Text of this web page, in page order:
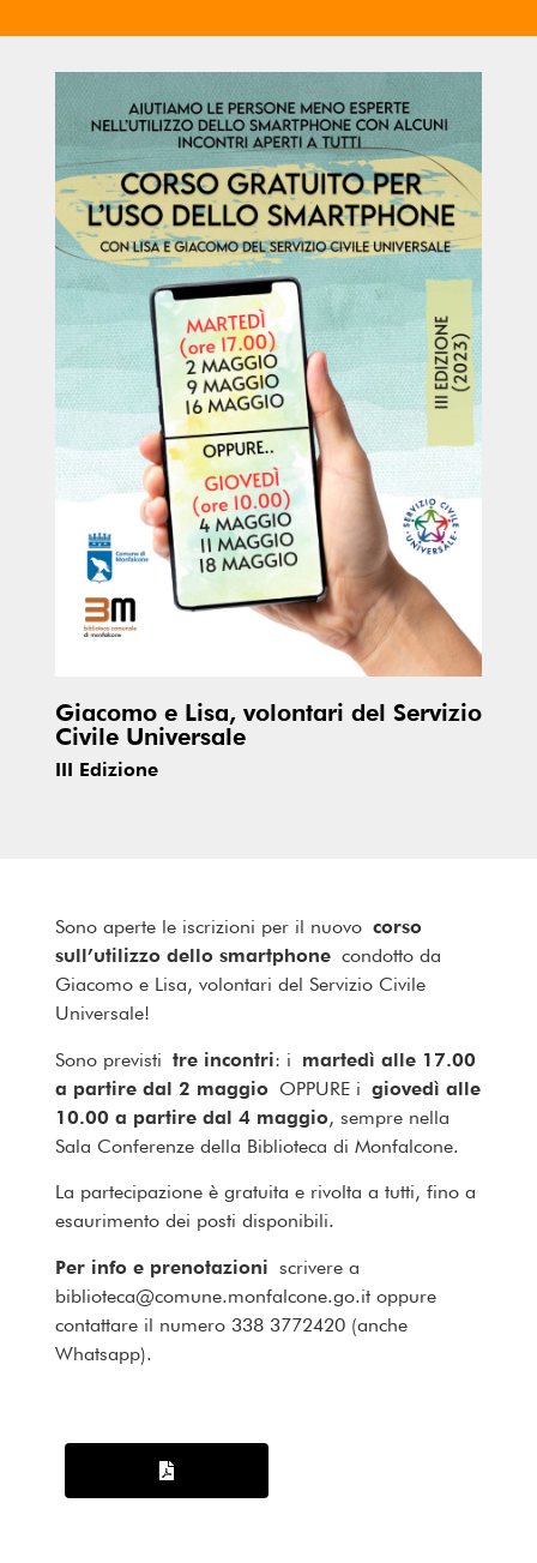
Giacomo e Lisa, volontari del Servizio
Civile Universale
III Edizione
Sono aperte le iscrizioni per il nuovo corso
sull’utilizzo dello smartphonecondotto da
Giacomo e Lisa, volontari del Servizio Civile
Universale!
Sono previsti tre incontri: i martedì alle 17.00
a partire dal 2 maggio OPPURE i giovedì alle
10.00 a partire dal 4 maggio, sempre nella
Sala Conferenze della Biblioteca di Monfalcone.
La partecipazione è gratuita e rivolta a tutti, fino a
esaurimento dei posti disponibili.
Per info e prenotazioni scrivere a
biblioteca@comune.monfalcone.go.it oppure
contattare il numero 338 3772420 (anche
Whatsapp).